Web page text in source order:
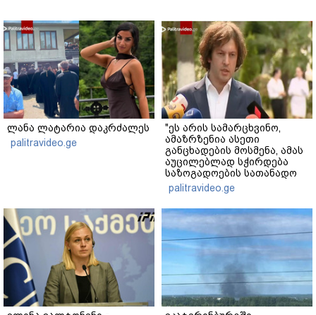
ლანა ლატარია დაკრძალეს
palitravideo.ge
"ეს არის სამარცხვინო,
ამაზრზენია ასეთი
განცხადების მოსმენა, ამას
აუცილებლად სჭირდება
საზოგადოების სათანადო
რეაქცია" - ირაკლი
კობახიძე
palitravideo.ge